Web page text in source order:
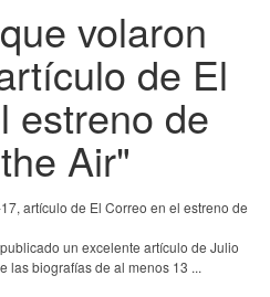
volaron
de El
estreno de
Air"
un excelente artículo de Julio
las biografías de al menos 13 ...